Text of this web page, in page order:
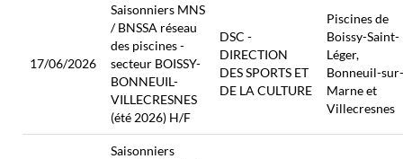
17/06/2026
Saisonniers MNS
/ BNSSA réseau
des piscines -
secteur BOISSY-
BONNEUIL-
VILLECRESNES
(été 2026) H/F
DSC -
DIRECTION
DES SPORTS ET
DE LA CULTURE
Piscines de
Boissy-Saint-
Léger,
Bonneuil-sur-
Marne et
Villecresnes
Saisonniers